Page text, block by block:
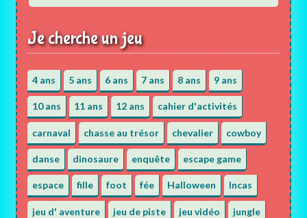
Je cherche un jeu
4 ans 5 ans 6 ans 7 ans 8 ans 9 ans
10 ans 11 ans 12 ans cahier d'activités
carnaval chasse au trésor chevalier cowboy
danse dinosaure enquête escape game
espace fille foot fée Halloween Incas
jeu d' aventure jeu de piste jeu vidéo jungle